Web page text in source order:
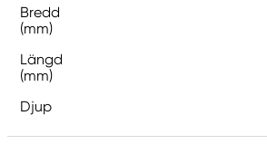
Bredd
(mm)
Längd
(mm)
Djup